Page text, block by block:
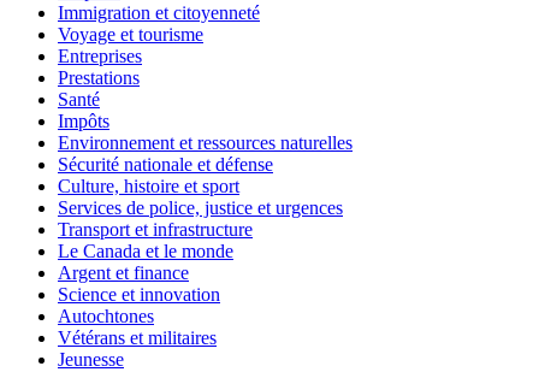
Immigration et citoyenneté
Voyage et tourisme
Entreprises
Prestations
Santé
Impôts
Environnement et ressources naturelles
Sécurité nationale et défense
Culture, histoire et sport
Services de police, justice et urgences
Transport et infrastructure
Le Canada et le monde
Argent et finance
Science et innovation
Autochtones
Vétérans et militaires
Jeunesse